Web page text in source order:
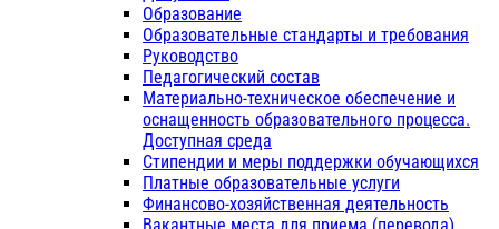
Образование
Образовательные стандарты и требования
Руководство
Педагогический состав
Материально-техническое обеспечение и
оснащенность образовательного процесса.
Доступная среда
Стипендии и меры поддержки обучающихся
Платные образовательные услуги
Финансово-хозяйственная деятельность